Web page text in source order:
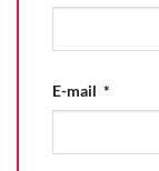
E-mail *